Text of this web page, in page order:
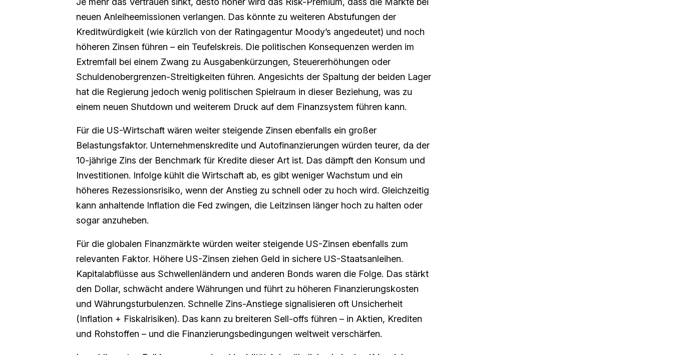
neuen Anleiheemissionen verlangen. Das könnte zu weiteren Abstufungen der
Kreditwürdigkeit (wie kürzlich von der Ratingagentur Moody’s angedeutet) und noch
höheren Zinsen führen – ein Teufelskreis. Die politischen Konsequenzen werden im
Extremfall bei einem Zwang zu Ausgabenkürzungen, Steuererhöhungen oder
Schuldenobergrenzen-Streitigkeiten führen. Angesichts der Spaltung der beiden Lager
hat die Regierung jedoch wenig politischen Spielraum in dieser Beziehung, was zu
einem neuen Shutdown und weiterem Druck auf dem Finanzsystem führen kann.
Für die US-Wirtschaft wären weiter steigende Zinsen ebenfalls ein großer
Belastungsfaktor. Unternehmenskredite und Autofinanzierungen würden teurer, da der
10-jährige Zins der Benchmark für Kredite dieser Art ist. Das dämpft den Konsum und
Investitionen. Infolge kühlt die Wirtschaft ab, es gibt weniger Wachstum und ein
höheres Rezessionsrisiko, wenn der Anstieg zu schnell oder zu hoch wird. Gleichzeitig
kann anhaltende Inflation die Fed zwingen, die Leitzinsen länger hoch zu halten oder
sogar anzuheben.
Für die globalen Finanzmärkte würden weiter steigende US-Zinsen ebenfalls zum
relevanten Faktor. Höhere US-Zinsen ziehen Geld in sichere US-Staatsanleihen.
Kapitalabflüsse aus Schwellenländern und anderen Bonds waren die Folge. Das stärkt
den Dollar, schwächt andere Währungen und führt zu höheren Finanzierungskosten
und Währungsturbulenzen. Schnelle Zins-Anstiege signalisieren oft Unsicherheit
(Inflation + Fiskalrisiken). Das kann zu breiteren Sell-offs führen – in Aktien, Krediten
und Rohstoffen – und die Finanzierungsbedingungen weltweit verschärfen.